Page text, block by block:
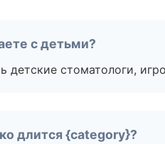
с детьми?
детские стоматологи,
длится {category}?